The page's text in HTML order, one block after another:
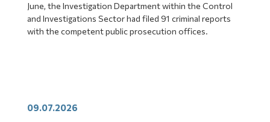
June, the Investigation Department within the Control
and Investigations Sector had filed 91 criminal reports
with the competent public prosecution offices.
09.07.2026